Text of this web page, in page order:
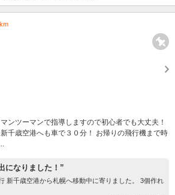
ツーマンで指導しますので初心者でも大丈夫！
千歳空港へも車で３０分！ お帰りの飛行機まで時
になりました！”
新千歳空港から札幌へ移動中に寄りました。 3個作れ